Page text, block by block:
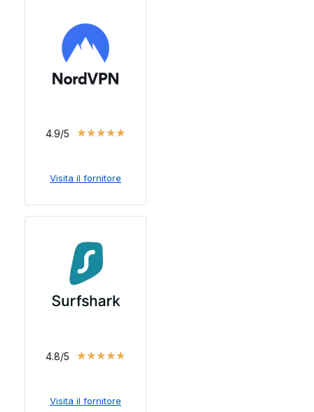
4.9/5 ★★★★★
Visita il fornitore
4.8/5 ★★★★★
Visita il fornitore